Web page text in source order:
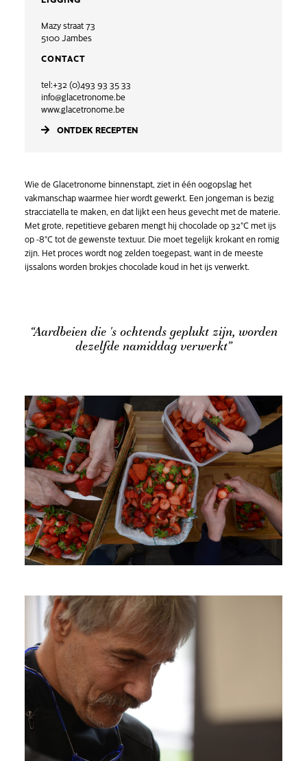
Mazy straat 73
5100 Jambes
CONTACT
tel:+32 (0)493 93 35 33
info@glacetronome.be
www.glacetronome.be
ONTDEK RECEPTEN
Wie de Glacetronome binnenstapt, ziet in één oogopslag het
vakmanschap waarmee hier wordt gewerkt. Een jongeman is bezig
stracciatella te maken, en dat lijkt een heus gevecht met de materie.
Met grote, repetitieve gebaren mengt hij chocolade op 32°C met ijs
op -8°C tot de gewenste textuur. Die moet tegelijk krokant en romig
zijn. Het proces wordt nog zelden toegepast, want in de meeste
ijssalons worden brokjes chocolade koud in het ijs verwerkt.
“Aardbeien die 's ochtends geplukt zijn, worden
dezelfde namiddag verwerkt”